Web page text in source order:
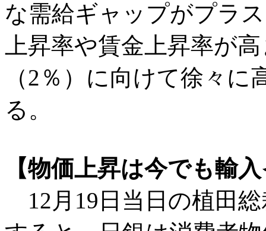
な需給ギャップがプラ
上昇率や賃金上昇率が
（2％）に向けて徐々
る。
【物価上昇は今でも輸
12月19日当日の植田